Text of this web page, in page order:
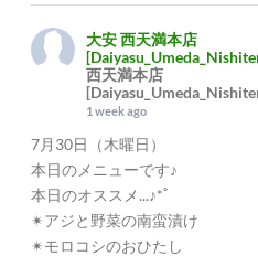
大安 西天満本店
西天満本店
1 week ago
7月30日（木曜日）
本日のメニューです♪
本日のオススメ...♪*ﾟ
✴︎アジと野菜の南蛮漬け
✴︎モロコシのおひたし